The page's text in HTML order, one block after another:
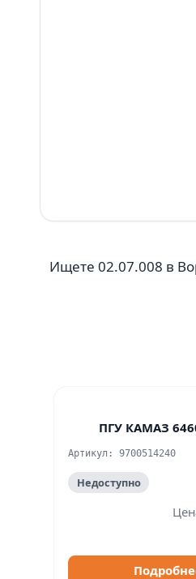
Ищете 02.07.008 в
ПГУ КАМАЗ
Артикул: 9700514240
Недоступно